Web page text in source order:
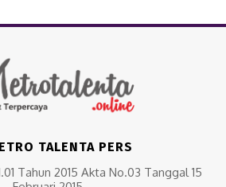
TALENTA PERS
Tahun 2015 Akta No.03 Tanggal 15